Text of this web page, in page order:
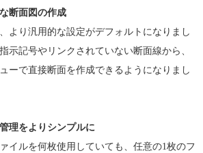
断面図の作成
より汎用的な設定がデフォルトになりまし
示記号やリンクされていない断面線から、
ーで直接断面を作成できるようになりまし
理をよりシンプルに
イルを何枚使用していても、任意の1枚のフ